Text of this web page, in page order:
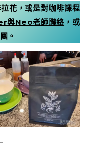
花，或是對咖啡課程
與Neo老師聯絡 ，或
。